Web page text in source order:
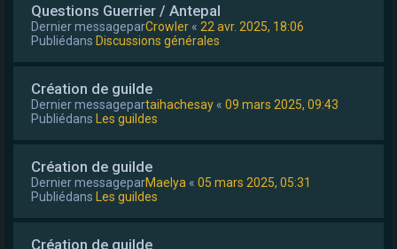
Questions Guerrier / Antepal
Dernier messageparCrowler « 22 avr. 2025, 18:06
Publiédans Discussions générales
Création de guilde
Dernier messagepartaihachesay « 09 mars 2025, 09:43
Publiédans
Les guildes
Création de guilde
Dernier messageparMaelya « 05 mars 2025, 05:31
Publiédans
Les guildes
Création de guilde